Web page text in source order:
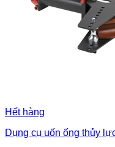
Hết hàng
Dụng cụ uốn ống thủy